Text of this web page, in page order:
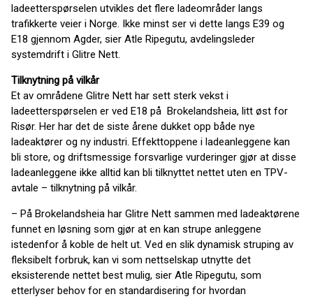
ladeetterspørselen utvikles det flere ladeområder langs
trafikkerte veier i Norge. Ikke minst ser vi dette langs E39 og
E18 gjennom Agder, sier Atle Ripegutu, avdelingsleder
systemdrift i Glitre Nett.
Tilknytning på vilkår
Et av områdene Glitre Nett har sett sterk vekst i
ladeetterspørselen er ved E18 på Brokelandsheia, litt øst for
Risør. Her har det de siste årene dukket opp både nye
ladeaktører og ny industri. Effekttoppene i ladeanleggene kan
bli store, og driftsmessige forsvarlige vurderinger gjør at disse
ladeanleggene ikke alltid kan bli tilknyttet nettet uten en TPV-
avtale – tilknytning på vilkår.
– På Brokelandsheia har Glitre Nett sammen med ladeaktørene
funnet en løsning som gjør at en kan strupe anleggene
istedenfor å koble de helt ut. Ved en slik dynamisk struping av
fleksibelt forbruk, kan vi som nettselskap utnytte det
eksisterende nettet best mulig, sier Atle Ripegutu, som
etterlyser behov for en standardisering for hvordan